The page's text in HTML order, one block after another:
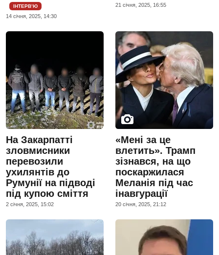
ІНТЕРВ’Ю
14 сiчня, 2025, 14:30
21 сiчня, 2025, 16:55
На Закарпатті
зловмисники
перевозили
ухилянтів до
Румунії на підводі
під купою сміття
2 сiчня, 2025, 15:02
«Мені за це
влетить». Трамп
зізнався, на що
поскаржилася
Меланія під час
інавгурації
20 сiчня, 2025, 21:12